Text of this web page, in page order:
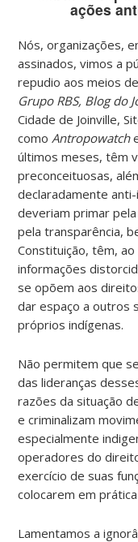
ações
Nós, organizações,
assinados, vimos a
repudio aos meios
Grupo RBS, Blog do
Cidade de Joinville,
como Antropowatch
últimos meses, têm
preconceituosas,
declaradamente
deveriam primar
pela transparência,
Constituição, têm,
informações
se opõem aos
dar espaço a outros
próprios indígenas.
Não permitem que
das lideranças
razões da situação
e criminalizam
especialmente
operadores do
exercício de suas
colocarem em
Lamentamos a